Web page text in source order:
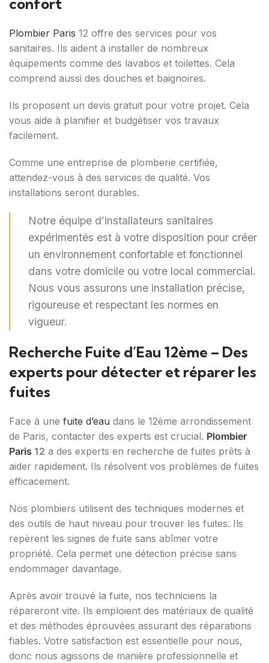
confort
Plombier Paris 12 offre des services pour vos
sanitaires. Ils aident à installer de nombreux
équipements comme des lavabos et toilettes. Cela
comprend aussi des douches et baignoires.
Ils proposent un devis gratuit pour votre projet. Cela
vous aide à planifier et budgétiser vos travaux
facilement.
Comme une entreprise de plomberie certifiée,
attendez-vous à des services de qualité. Vos
installations seront durables.
Notre équipe d’installateurs sanitaires
expérimentés est à votre disposition pour créer
un environnement confortable et fonctionnel
dans votre domicile ou votre local commercial.
Nous vous assurons une installation précise,
rigoureuse et respectant les normes en
vigueur.
Recherche Fuite d’Eau 12ème – Des
experts pour détecter et réparer les
fuites
Face à une fuite d’eau dans le 12ème arrondissement
de Paris, contacter des experts est crucial. Plombier
Paris 12 a des experts en recherche de fuites prêts à
aider rapidement. Ils résolvent vos problèmes de fuites
efficacement.
Nos plombiers utilisent des techniques modernes et
des outils de haut niveau pour trouver les fuites. Ils
repèrent les signes de fuite sans abîmer votre
propriété. Cela permet une détection précise sans
endommager davantage.
Après avoir trouvé la fuite, nos techniciens la
répareront vite. Ils emploient des matériaux de qualité
et des méthodes éprouvées assurant des réparations
fiables. Votre satisfaction est essentielle pour nous,
donc nous agissons de manière professionnelle et